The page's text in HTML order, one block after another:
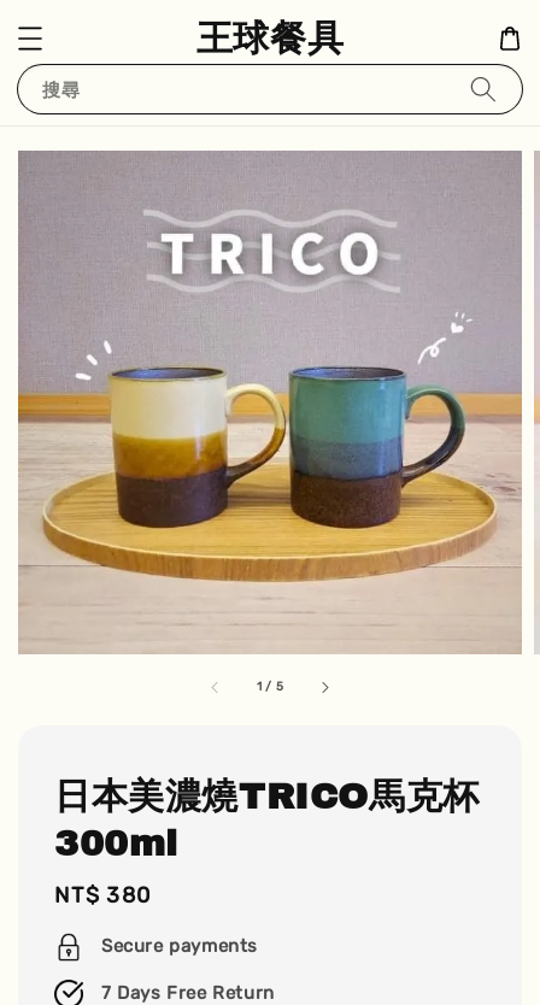
王球餐具
搜尋
1 / 5
日本美濃燒TRICO馬克杯
300ml
Regular
price
NT$ 380
Secure payments
7 Days Free Return